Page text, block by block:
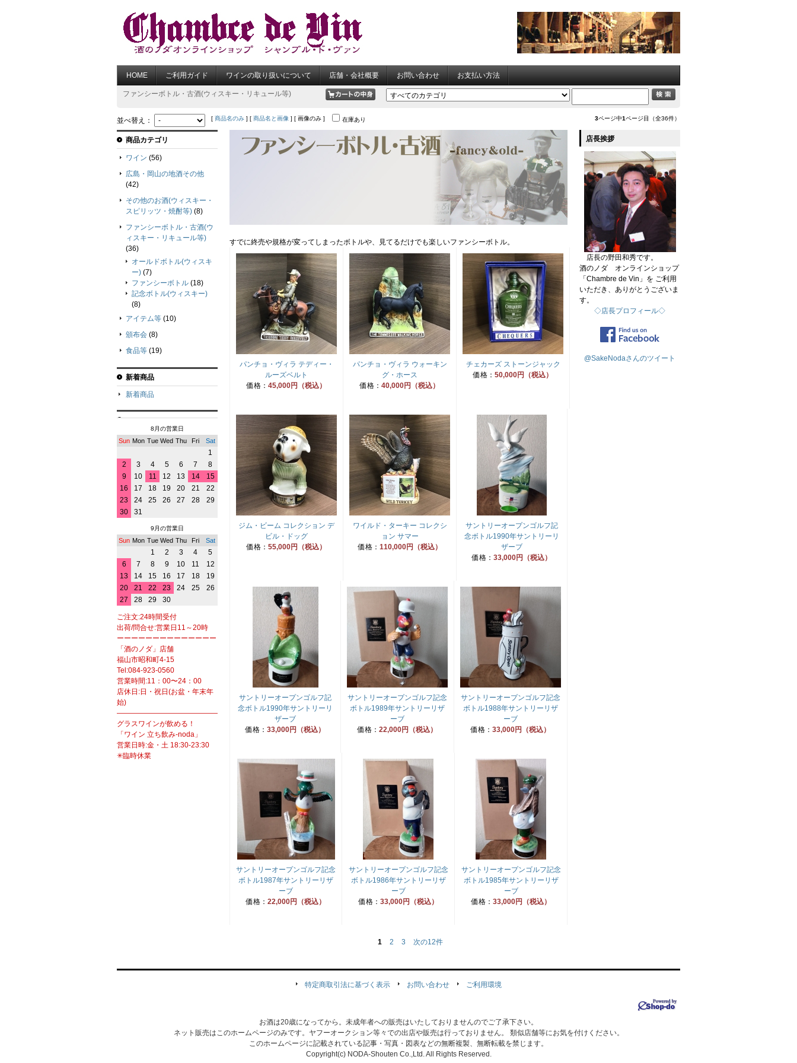
HOME ご利用ガイド ワインの取り扱いについて 店舗・会社概要 お問い合わせ お支払い方法
ファンシーボトル・古酒(ウィスキー・リキュール等)
並べ替え： [ 商品名のみ ] [ 商品名と画像 ] [ 画像のみ ] 在庫あり 3ページ中1ページ目（全36件）
すでに終売や規格が変ってしまったボトルや、見てるだけでも楽しいファンシーボトル。
パンチョ・ヴィラ テディー・
ルーズベルト
価格： 45,000円（税込）
パンチョ・ヴィラ ウォーキン
グ・ホース
価格： 40,000円（税込）
チェカーズ ストーンジャック
価格： 50,000円（税込）
ジム・ビーム コレクション デ
ビル・ドッグ
価格： 55,000円（税込）
ワイルド・ターキー コレクシ
ョン サマー
価格： 110,000円（税込）
サントリーオープンゴルフ記
念ボトル1990年サントリーリ
ザーブ
価格： 33,000円（税込）
サントリーオープンゴルフ記
念ボトル1990年サントリーリ
ザーブ
価格： 33,000円（税込）
サントリーオープンゴルフ記念
ボトル1989年サントリーリザ
ーブ
価格： 22,000円（税込）
サントリーオープンゴルフ記念
ボトル1988年サントリーリザ
ーブ
価格： 33,000円（税込）
サントリーオープンゴルフ記念
ボトル1987年サントリーリザ
ーブ
価格： 22,000円（税込）
サントリーオープンゴルフ記念
ボトル1986年サントリーリザ
ーブ
価格： 33,000円（税込）
サントリーオープンゴルフ記念
ボトル1985年サントリーリザ
ーブ
価格： 33,000円（税込）
1 2 3 次の12件
商品カテゴリ
ワイン (56)
広島・岡山の地酒その他
(42)
その他のお酒(ウィスキー・
スピリッツ・焼酎等) (8)
ファンシーボトル・古酒(ウ
ィスキー・リキュール等)
(36)
オールドボトル(ウィスキ
ー) (7)
ファンシーボトル (18)
記念ボトル(ウィスキー)
(8)
アイテム等 (10)
頒布会 (8)
食品等 (19)
新着商品
新着商品
8月の営業日
Sun Mon Tue Wed Thu Fri Sat
1
2
3 4 5 6 7
8
9
10 11 12 13 14
15
16
17 18 19 20 21
22
23
24 25 26 27 28
29
30
31
9月の営業日
Sun Mon Tue Wed Thu Fri Sat
1 2 3 4
5
6
7 8 9 10 11
12
13
14 15 16 17 18
19
20
21 22 23 24 25
26
27
28 29 30
ご注文:24時間受付
出荷/問合せ:営業日11～20時
ーーーーーーーーーーーーーー
「酒のノダ」店舗
福山市昭和町4-15
Tel:084-923-0560
営業時間:11：00〜24：00
店休日:日・祝日(お盆・年末年
始)
――――――――――――――――――
グラスワインが飲める！
「ワイン 立ち飲み-noda」
営業日時:金・土 18:30-23:30
✳臨時休業
店長挨拶
店長の野田和秀です。
酒のノダ オンラインショップ
「Chambre de Vin」を ご利用
いただき、ありがとうございま
す。
◇店長プロフィール◇
@SakeNodaさんのツイート
特定商取引法に基づく表示 お問い合わせ ご利用環境
お酒は20歳になってから。未成年者への販売はいたしておりませんのでご了承下さい。
ネット販売はこのホームページのみです。ヤフーオークション等々での出店や販売は行っておりません。 類似店舗等にお気を付けください。
このホームページに記載されている記事・写真・図表などの無断複製、無断転載を禁じます。
Copyright(c) NODA-Shouten Co.,Ltd. All Rights Reserved.